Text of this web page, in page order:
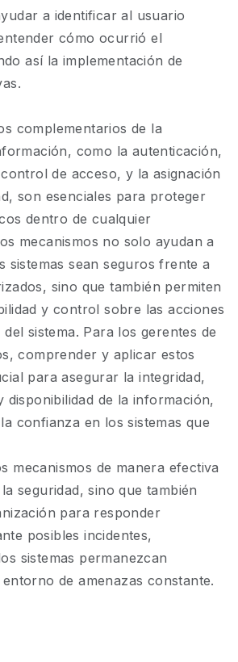
a identificar al usuario
cómo ocurrió el
así la implementación de
complementarios de la
como la autenticación,
de acceso, y la asignación
son esenciales para proteger
dentro de cualquier
mecanismos no solo ayudan a
sistemas sean seguros frente a
sino que también permiten
y control sobre las acciones
sistema. Para los gerentes de
comprender y aplicar estos
para asegurar la integridad,
disponibilidad de la información,
confianza en los sistemas que
mecanismos de manera efectiva
seguridad, sino que también
para responder
posibles incidentes,
sistemas permanezcan
de amenazas constante.